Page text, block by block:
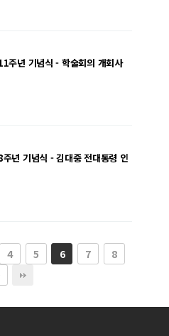
주년 기념식 - 학술회의 개회사
년 기념식 - 김대중 전대통령 인
4 5 6 7
8